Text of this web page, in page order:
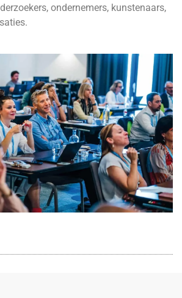
ondernemers, kunstenaars,